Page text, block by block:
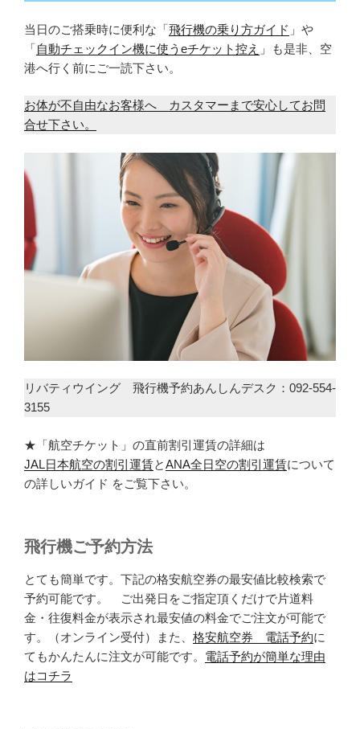
当日のご搭乗時に便利な「飛行機の乗り方ガイド 」や
「自動チェックイン機に使うeチケット控え 」も是非、空
港へ行く前にご一読下さい。
お体が不自由なお客様へ カスタマーまで安心してお問
合せ下さい。
リバティウイング 飛行機予約あんしんデスク：092-554-
3155
★「航空チケット」の直前割引運賃の詳細は
JAL日本航空の割引運賃とANA全日空の割引運賃について
の詳しいガイド をご覧下さい。
飛行機ご予約方法
とても簡単です。下記の格安航空券の最安値比較検索で
予約可能です。 ご出発日をご指定頂くだけで片道料
金・往復料金が表示され最安値の料金でご注文が可能で
す。（オンライン受付）また、 格安航空券 電話予約に
てもかんたんに注文が可能です。 電話予約が簡単な理由
はコチラ